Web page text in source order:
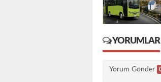
YORUMLAR
Yorum Gönder